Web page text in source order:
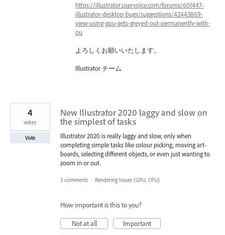
https://illustrator.uservoice.com/forums/601447-
illustrator-desktop-bugs/suggestions/42443869-
view-using-gpu-gets-greyed-out-permanently-with-
ou
よろしくお願いいたします。
Illustrator チーム
New Illustrator 2020 laggy and slow on
the simplest of tasks
Illustrator 2020 is really laggy and slow, only when
completing simple tasks like colour picking, moving art-
boards, selecting different objects, or even just wanting to
zoom in or out.
4
votes
Vote
3 comments · Rendering Issues (GPU, CPU)
How important is this to you?
Not at all
Important